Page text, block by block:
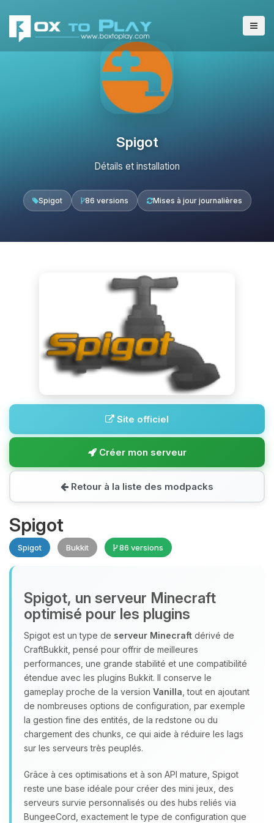
Spigot
Détails et installation
Spigot 86 versions Mises à jour journalières
Site officiel
Créer mon serveur
Retour à la liste des modpacks
Spigot
Spigot Bukkit 86 versions
Spigot, un serveur Minecraft
optimisé pour les plugins
Spigot est un type de serveur Minecraft dérivé de
CraftBukkit, pensé pour offrir de meilleures
performances, une grande stabilité et une compatibilité
étendue avec les plugins Bukkit. Il conserve le
gameplay proche de la version Vanilla , tout en ajoutant
de nombreuses options de configuration, par exemple
la gestion fine des entités, de la redstone ou du
chargement des chunks, ce qui aide à réduire les lags
sur les serveurs très peuplés.
Grâce à ces optimisations et à son API mature, Spigot
reste une base idéale pour créer des mini jeux, des
serveurs survie personnalisés ou des hubs reliés via
BungeeCord, exactement le type de configuration que
Youpi, enfin quelqu’un pour me
parler ! Moi c’est Choupy, ton petit
assistant BoxToPlay. Dis-moi ce dont
tu as besoin et je vais remuer mes
petits circuits pour t’aider.
06/08/2026 à 18:31